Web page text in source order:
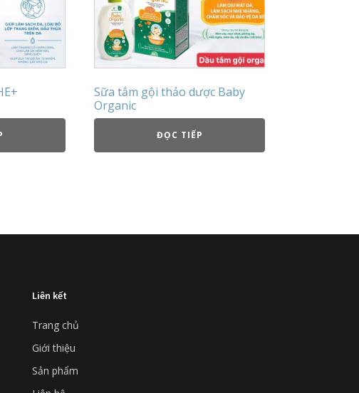
Sữa tắm gội thảo dược Baby
Organic
ĐỌC TIẾP
Liên kết
Trang chủ
Giới thiệu
Sản phẩm